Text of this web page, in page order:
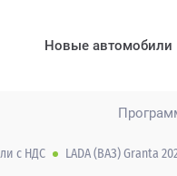
Новые автомобили
с НДС LADA (ВАЗ) Granta